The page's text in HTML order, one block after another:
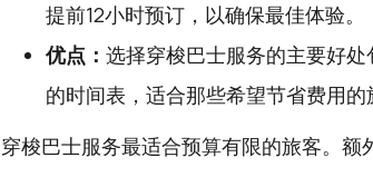
提前12小时预订，以确保最佳体验。
优点： 选择穿梭巴士服务的主要好
的时间表，适合那些希望节省费用的
穿梭巴士服务最适合预算有限的旅客。